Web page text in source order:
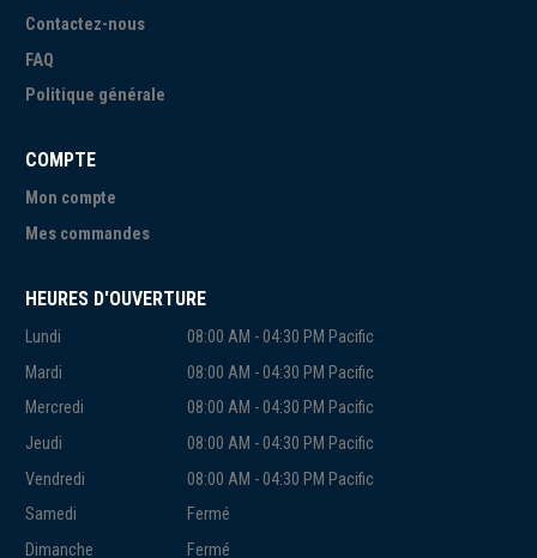
Contactez-nous
FAQ
Politique générale
COMPTE
Mon compte
Mes commandes
HEURES D'OUVERTURE
Lundi
08:00 AM - 04:30 PM Pacific
Mardi
08:00 AM - 04:30 PM Pacific
Mercredi
08:00 AM - 04:30 PM Pacific
Jeudi
08:00 AM - 04:30 PM Pacific
Vendredi
08:00 AM - 04:30 PM Pacific
Samedi
Fermé
Dimanche
Fermé